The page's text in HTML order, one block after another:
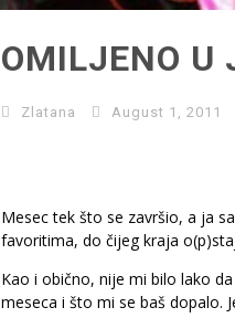
OMILJENO U
Zlatana August 1, 2011
Mesec tek što se završio, a ja
favoritima, do čijeg kraja
Kao i obično, nije mi bilo lako
meseca i što mi se baš dopalo.